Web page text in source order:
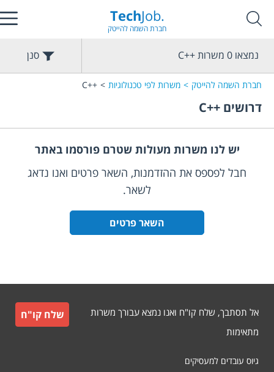
TechJob.
חברת השמה להייטק
חברת השמה להייטק משרות לפי טכנולוגיות C++
דרושים C++
נמצאו 0 משרותC++ סנן
יש לנו משרות מעולות שטרם פורסמו באתר
חבל לפספס את ההזדמנות, השאר פרטים ואנו נדאג
לשאר.
השאר פרטים
אל תסתבך, שלח קו"ח ואנו נמצא עבורך משרות
מתאימות
שלח קו"ח
גיוס עובדים למעסיקים